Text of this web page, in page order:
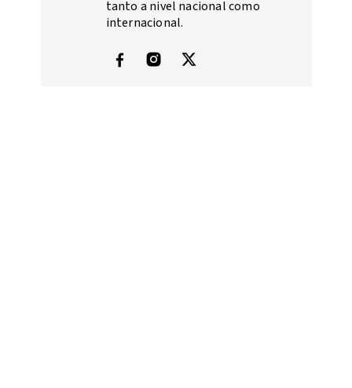
tanto a nivel nacional como
internacional.